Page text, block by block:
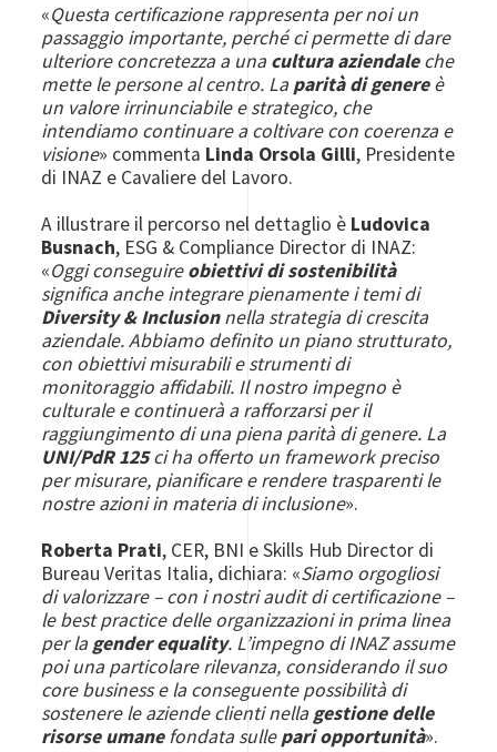
«Questa certificazione rappresenta per noi un
passaggio importante, perché ci permette di dare
ulteriore concretezza a una cultura aziendaleche
mette le persone al centro. La parità di genereè
un valore irrinunciabile e strategico, che
intendiamo continuare a coltivare con coerenza e
visione» commenta Linda Orsola Gilli, Presidente
di INAZ e Cavaliere del Lavoro.
A illustrare il percorso nel dettaglio è Ludovica
Busnach, ESG & Compliance Director di INAZ:
«Oggi conseguireobiettivi di sostenibilità
significa anche integrare pienamente i temi di
Diversity & Inclusionnella strategia di crescita
aziendale. Abbiamo definito un piano strutturato,
con obiettivi misurabili e strumenti di
monitoraggio affidabili. Il nostro impegno è
culturale e continuerà a rafforzarsi per il
raggiungimento di una piena parità di genere. La
UNI/PdR 125ci ha offerto un framework preciso
per misurare, pianificare e rendere trasparenti le
nostre azioni in materia di inclusione».
Roberta Prati, CER, BNI e Skills Hub Director di
Bureau Veritas Italia, dichiara: «Siamo orgogliosi
di valorizzare – con i nostri audit di certificazione –
le best practice delle organizzazioni in prima linea
per la gender equality. L’impegno di INAZ assume
poi una particolare rilevanza, considerando il suo
core business e la conseguente possibilità di
sostenere le aziende clienti nella gestione delle
risorse umanefondata sullepari opportunità».